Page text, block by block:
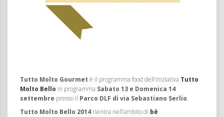
Tutto Molto Gourmet è il programma food dell’iniziativa Tutto
Molto Bello in programma Sabato 13 e Domenica 14
settembre presso il Parco DLF di via Sebastiano Serlio.
Tutto Molto Bello 2014 rientra nell’ambito di bè